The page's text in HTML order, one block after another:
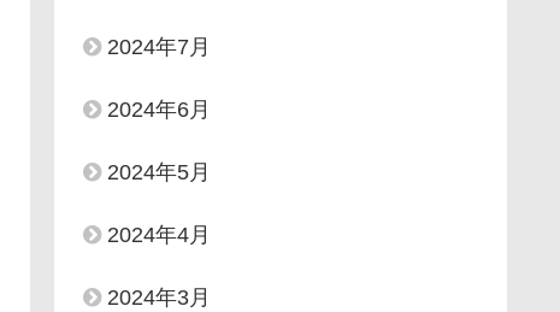
2024年7月
2024年6月
2024年5月
2024年4月
2024年3月